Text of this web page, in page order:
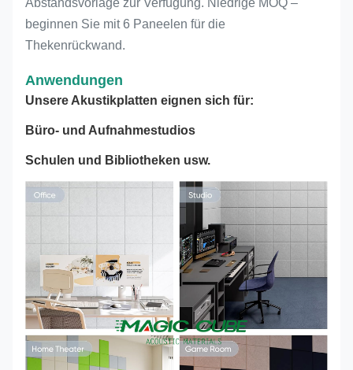
Abstandsvorlage zur Verfügung. Niedrige MOQ –
beginnen Sie mit 6 Paneelen für die
Thekenrückwand.
Anwendungen
Unsere Akustikplatten eignen sich für:
Büro- und Aufnahmestudios
Schulen und Bibliotheken usw.